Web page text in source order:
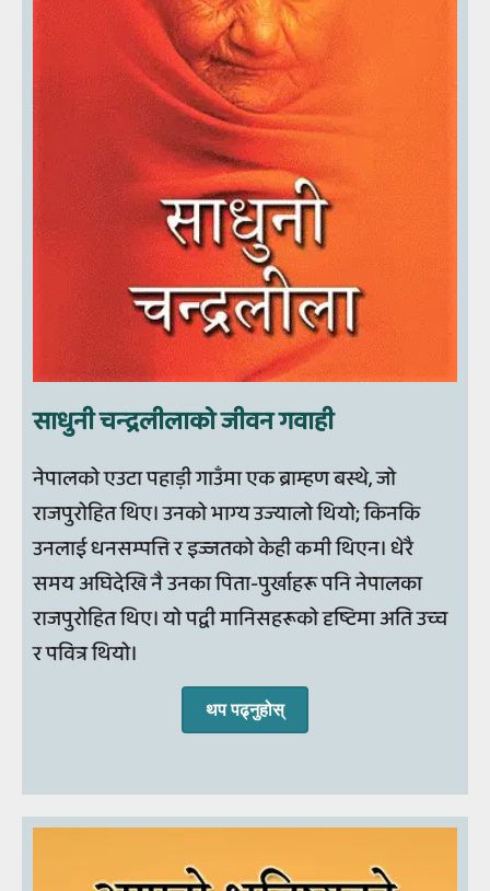
साधुनी चन्‍द्रलीलाको जीवन गवाही
नेपालको एउटा पहाड़ी गाउँमा एक ब्राम्हण बस्थे, जो
राजपुरोहित थिए। उनको भाग्य उज्यालो थियो; किनकि
उनलाई धनसम्पत्ति र इज्जतको केही कमी थिएन। धेरै
समय अघिदेखि नै उनका पिता-पुर्खाहरू पनि नेपालका
राजपुरोहित थिए। यो पद्वी मानिसहरूको दृष्टिमा अति उच्च
र पवित्र थियो।
थप पढ्‍नुहोस्‌‌